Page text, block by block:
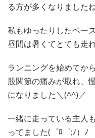
る方が多くなりましたね
私もゆったりしたペー
昼間は暑くてとても走
ランニングを始めてか
股関節の痛みが取れ、
になりました＼(^^)／
一緒に走っている主人
ってました(゜ﾛ゜;ﾉ）ﾉ